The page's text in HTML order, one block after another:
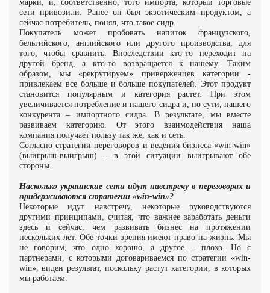
марки, и, соответственно, того импорта, который торговые
сети привозили. Ранее он был экзотическим продуктом, а
сейчас потребитель, понял, что такое сидр.
Покупатель может пробовать напиток французского,
бельгийского, английского или другого производства, для
того, чтобы сравнить. Впоследствии кто-то переходит на
другой бренд, а кто-то возвращается к нашему. Таким
образом, мы «рекрутируем» приверженцев категории -
привлекаем все больше и больше покупателей. Этот продукт
становится популярным и категория растет. При этом
увеличивается потребление и нашего сидра и, по сути, нашего
конкурента – импортного сидра. В результате, мы вместе
развиваем категорию. От этого взаимодействия наша
компания получает пользу так же, как и сеть.
Согласно стратегии переговоров и ведения бизнеса «win-win»
(выигрыш-выигрыш) – в этой ситуации выигрывают обе
стороны.
Насколько украинские сети идут навстречу в переговорах и
придерживаются стратегии «win-win»?
Некоторые идут навстречу, некоторые руководствуются
другими принципами, считая, что важнее заработать деньги
здесь и сейчас, чем развивать бизнес на протяжении
нескольких лет. Обе точки зрения имеют право на жизнь. Мы
не говорим, что одно хорошо, а другое – плохо. Но с
партнерами, с которыми договариваемся по стратегии «win-
win», виден результат, поскольку растут категории, в которых
мы работаем.